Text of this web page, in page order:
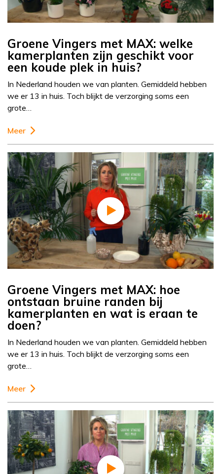
Groene Vingers met MAX: welke
kamerplanten zijn geschikt voor
een koude plek in huis?
In Nederland houden we van planten. Gemiddeld hebben
we er 13 in huis. Toch blijkt de verzorging soms een
grote…
Meer
Groene Vingers met MAX: hoe
ontstaan bruine randen bij
kamerplanten en wat is eraan te
doen?
In Nederland houden we van planten. Gemiddeld hebben
we er 13 in huis. Toch blijkt de verzorging soms een
grote…
Meer